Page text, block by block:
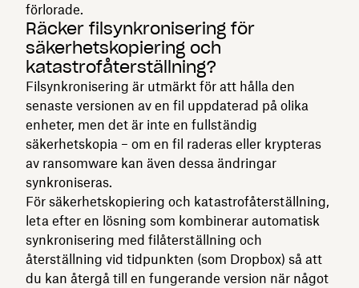
förlorade.
Räcker filsynkronisering för
säkerhetskopiering och
katastrofåterställning?
Filsynkronisering är utmärkt för att hålla den
senaste versionen av en fil uppdaterad på olika
enheter, men det är inte en fullständig
säkerhetskopia – om en fil raderas eller krypteras
av ransomware kan även dessa ändringar
synkroniseras.
För säkerhetskopiering och katastrofåterställning,
leta efter en lösning som kombinerar automatisk
synkronisering med filåterställning och
återställning vid tidpunkten (som Dropbox) så att
du kan återgå till en fungerande version när något